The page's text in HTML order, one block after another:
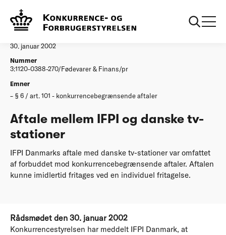
Afgørelser
30. januar 2002
Nummer
3:1120-0388-270/Fødevarer & Finans/pr
Emner
§ 6 / art. 101 - konkurrencebegrænsende aftaler
Aftale mellem IFPI og danske tv-
stationer
IFPI Danmarks aftale med danske tv-stationer var omfattet
af forbuddet mod konkurrencebegrænsende aftaler. Aftalen
kunne imidlertid fritages ved en individuel fritagelse.
Rådsmødet den 30. januar 2002
Konkurrencestyrelsen har meddelt IFPI Danmark, at